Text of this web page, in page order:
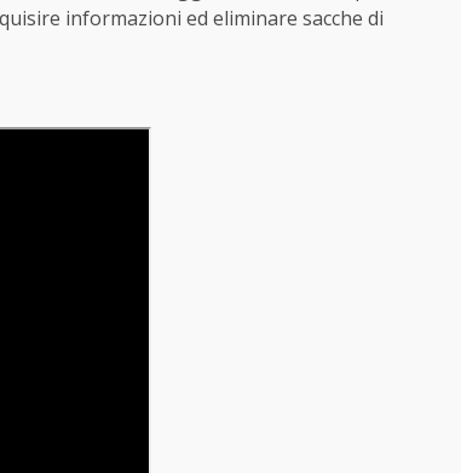
informazioni ed eliminare sacche di